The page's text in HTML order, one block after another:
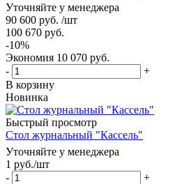
Уточняйте у менеджера
90 600 руб. /шт
100 670 руб.
-10%
Экономия 10 070 руб.
-
+
В корзину
Новинка
Быстрый просмотр
Стол журнальный "Кассель"
Уточняйте у менеджера
1 руб./шт
-
+